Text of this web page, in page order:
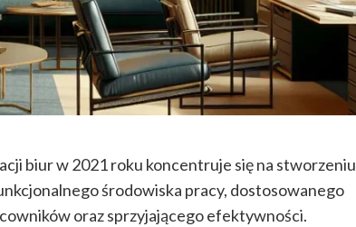
biur w 2021 roku koncentruje się na stworzeniu
środowiska pracy, dostosowanego
oraz sprzyjającego efektywności.